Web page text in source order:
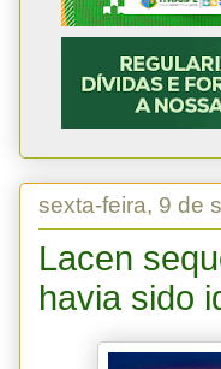
sexta-feira, 9 de
Lacen
havia sido